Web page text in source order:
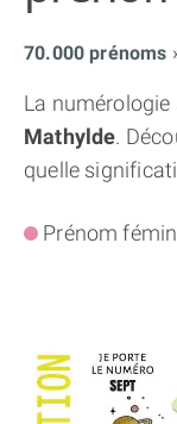
70.000 prénoms
La
Mathylde.
quelle
Prénom
THÈME